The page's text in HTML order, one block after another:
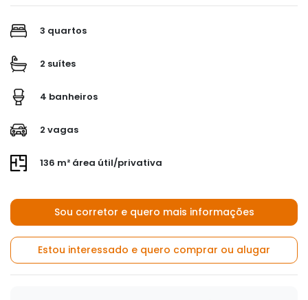
3 quartos
2 suítes
4 banheiros
2 vagas
136 m² área útil/privativa
Sou corretor e quero mais informações
Estou interessado e quero comprar ou alugar